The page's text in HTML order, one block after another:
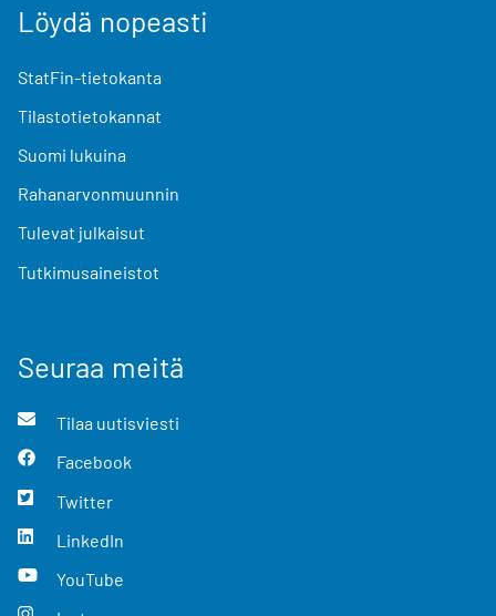
Löydä nopeasti
StatFin-tietokanta
Tilastotietokannat
Suomi lukuina
Rahanarvonmuunnin
Tulevat julkaisut
Tutkimusaineistot
Seuraa meitä
Tilaa uutisviesti
Facebook
Twitter
LinkedIn
YouTube